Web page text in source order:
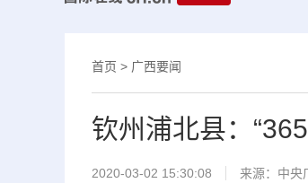
首页 > 广西要闻
钦州浦北县：
2020-03-02 15:30:08 来源： 中央